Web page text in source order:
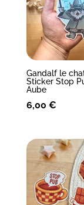
Gandalf le
Sticker Stop
Aube
6,00 €